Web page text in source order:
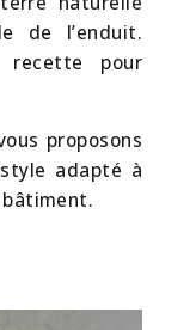
de l’enduit.
recette pour
proposons
adapté à